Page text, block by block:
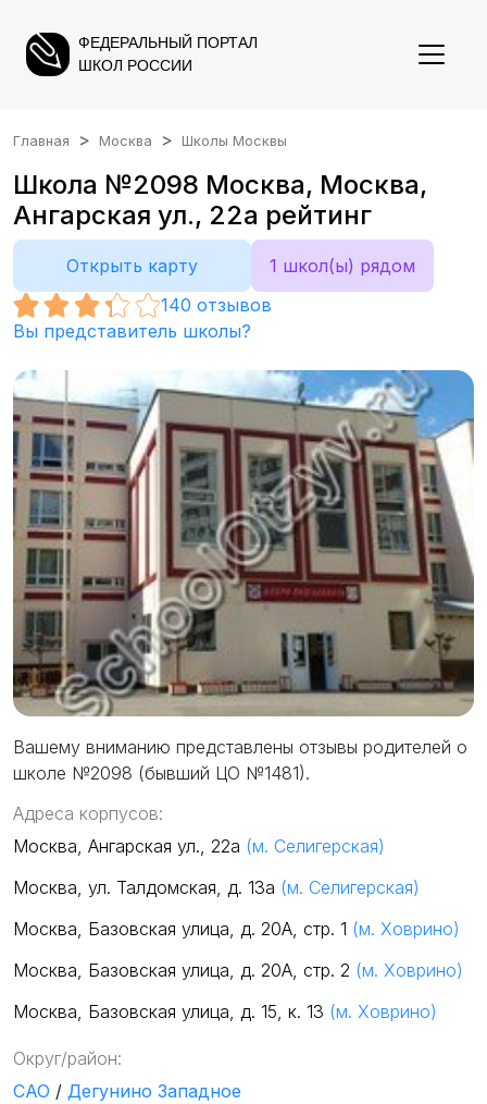
ФЕДЕРАЛЬНЫЙ ПОРТАЛ
ШКОЛ РОССИИ
Главная Москва Школы Москвы
Школа №2098 Москва, Москва,
Ангарская ул., 22а рейтинг
Открыть карту
1 школ(ы) рядом
140 отзывов
Вы представитель школы?
Вашему вниманию представлены отзывы родителей о
школе №2098 (бывший ЦО №1481).
Адреса корпусов:
Москва, Ангарская ул., 22а (м. Селигерская)
Москва, ул. Талдомская, д. 13а (м. Селигерская)
Москва, Базовская улица, д. 20А, стр. 1 (м. Ховрино)
Москва, Базовская улица, д. 20А, стр. 2 (м. Ховрино)
Москва, Базовская улица, д. 15, к. 13 (м. Ховрино)
Округ/район:
САО / Дегунино Западное